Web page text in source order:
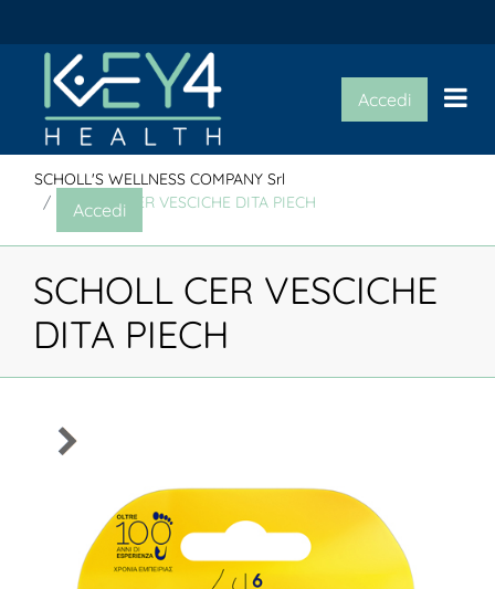
Accedi
Accedi
SCHOLL'S WELLNESS COMPANY Srl
SCHOLL CER VESCICHE DITA PIECH
SCHOLL CER VESCICHE
DITA PIECH